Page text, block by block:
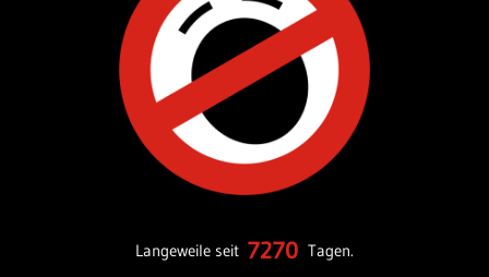
Langeweile seit 7270 Tagen.